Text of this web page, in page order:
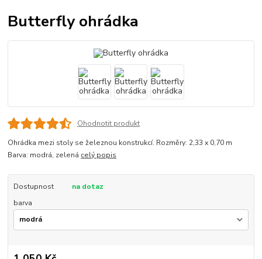
Butterfly ohrádka
Ohodnotit produkt
Ohrádka mezi stoly se železnou konstrukcí. Rozměry: 2,33 x 0,70 m
Barva: modrá, zelená celý popis
Dostupnost
na dotaz
barva